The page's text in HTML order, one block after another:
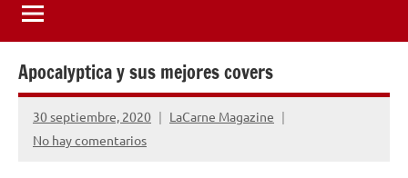
Apocalyptica y sus mejores covers
30 septiembre, 2020
LaCarne Magazine
No hay comentarios